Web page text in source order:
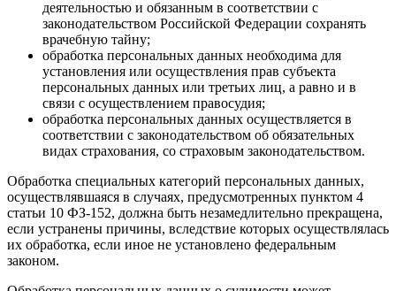
деятельностью и обязанным в соответствии с
законодательством Российской Федерации сохранять
врачебную тайну;
обработка персональных данных необходима для
установления или осуществления прав субъекта
персональных данных или третьих лиц, а равно и в
связи с осуществлением правосудия;
обработка персональных данных осуществляется в
соответствии с законодательством об обязательных
видах страхования, со страховым законодательством.
Обработка специальных категорий персональных данных,
осуществлявшаяся в случаях, предусмотренных пунктом 4
статьи 10 ФЗ-152, должна быть незамедлительно прекращена,
если устранены причины, вследствие которых осуществлялась
их обработка, если иное не установлено федеральным
законом.